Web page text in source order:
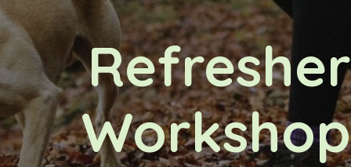
Refresher
Workshop